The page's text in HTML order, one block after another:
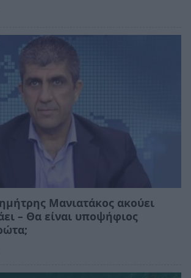
Μανιατάκος ακούει
– Θα είναι υποψήφιος